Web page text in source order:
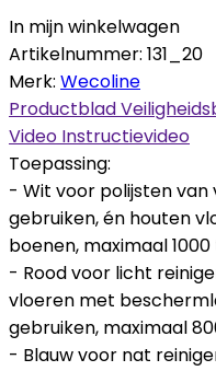
In mijn winkelwagen
Artikelnummer: 131_20
Merk: Wecoline
Productblad
Video Instructievideo
Toepassing:
- Wit voor polijsten
gebruiken, én houten
boenen, maximaal
- Rood voor licht
vloeren met
gebruiken, maximaal
- Blauw voor nat